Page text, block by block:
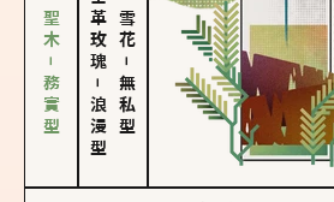
雪松、聖木－務實型 －
浪漫型
－
無私型